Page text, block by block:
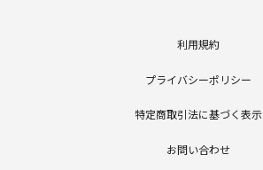
利用規約
プライバシーポリシー
特定商取引法に基づく表示
お問い合わせ